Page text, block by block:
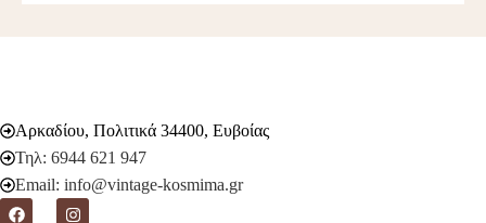
Αρκαδίου, Πολιτικά 34400, Ευβοίας
Τηλ: 6944 621 947
Email: info@vintage-kosmima.gr